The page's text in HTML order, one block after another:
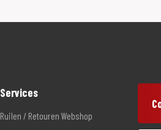
Services
Ruilen / Retouren Webshop